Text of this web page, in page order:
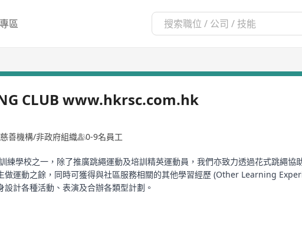
專區
CLUB www.hkrsc.com.hk
慈善機構/非政府組織 0-9名員工
學校之一，除了推廣跳繩運動及培訓精英運動員，我們亦致力透過花式跳繩協
做運動之餘，同時可獲得與社區服務相關的其他學習經歷 (Other Learning
計各種活動、表演及合辦各類型計劃。